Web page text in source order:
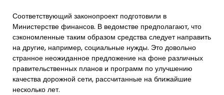
Соответствующий законопроект подготовили в
Министерстве финансов. В ведомстве предполагают, что
сэкономленные таким образом средства следует направить
на другие, например, социальные нужды. Это довольно
странное неожиданное предложение на фоне различных
правительственных планов и программ по улучшению
качества дорожной сети, рассчитанные на ближайшие
несколько лет.